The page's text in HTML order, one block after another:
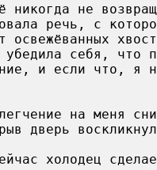
никогда не
речь, с
освежёванных
себя, что
и если что, я
на меня
дверь
холодец